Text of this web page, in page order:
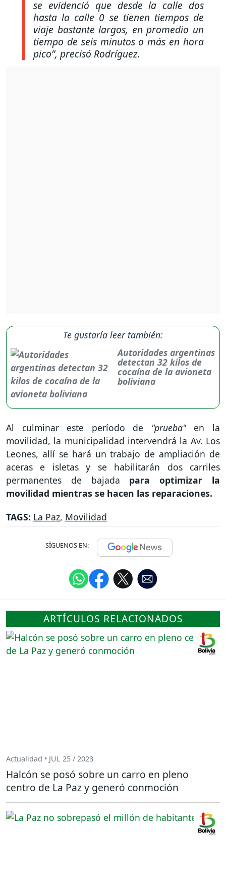
se evidenció que desde la calle dos
hasta la calle 0 se tienen tiempos de
viaje bastante largos, en promedio un
tiempo de seis minutos o más en hora
pico”, precisó Rodríguez.
Te gustaría leer también:
Autoridades argentinas
detectan 32 kilos de
cocaína de la avioneta
boliviana
Al culminar este período de "prueba" en la
movilidad, la municipalidad intervendrá la Av. Los
Leones, allí se hará un trabajo de ampliación de
aceras e isletas y se habilitarán dos carriles
permanentes de bajada para optimizar la
movilidad mientras se hacen las reparaciones.
TAGS: La Paz, Movilidad
SÍGUENOS EN:
ARTÍCULOS RELACIONADOS
Actualidad • JUL 25 / 2023
Halcón se posó sobre un carro en pleno
centro de La Paz y generó conmoción